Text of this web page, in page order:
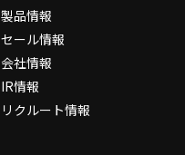
製品情報
セール情報
会社情報
IR情報
リクルート情報